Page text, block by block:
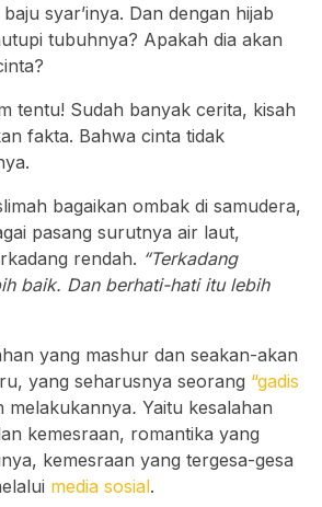
syar’inya. Dan dengan hijab
tubuhnya? Apakah dia akan
tentu! Sudah banyak cerita, kisah
fakta. Bahwa cinta tidak
bagaikan ombak di samudera,
pasang surutnya air laut,
rendah. “Terkadang
baik. Dan berhati-hati itu lebih
yang mashur dan seakan-akan
yang seharusnya seorang “gadis
melakukannya. Yaitu kesalahan
kemesraan, romantika yang
kemesraan yang tergesa-gesa
media sosial.